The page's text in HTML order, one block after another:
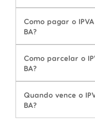
Como pagar o
BA?
Como parcelar o
BA?
Quando vence o
BA?